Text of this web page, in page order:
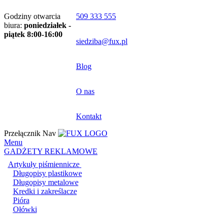
Godziny otwarcia
biura: poniedziałek -
piątek 8:00-16:00
509 333 555
siedziba@fux.pl
Blog
O nas
Kontakt
Przełącznik Nav
Menu
GADŻETY REKLAMOWE
Artykuły piśmiennicze
Długopisy plastikowe
Długopisy metalowe
Kredki i zakreślacze
Pióra
Ołówki